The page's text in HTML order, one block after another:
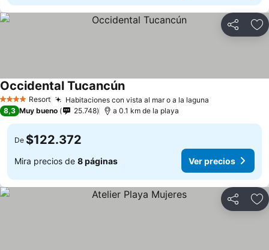
Compartir
4 EstrellasResort Habitaciones con vista al mar o a la laguna
Occidental TucancúnVer precios
8,3 Muy bueno 25.748 a 0.1 km de la playa
De $122.372
Mira precios de 8 páginas Ver precios
Compartir